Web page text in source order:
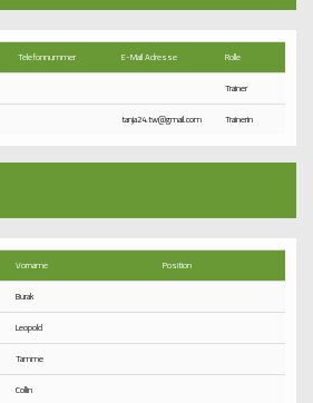
Telefon​nummer E-Mail Adresse Rolle
Trainer
tanja24.tw@gmail.com Trainerin
Vorname Position
Burak
Leopold
Tamme
Collin